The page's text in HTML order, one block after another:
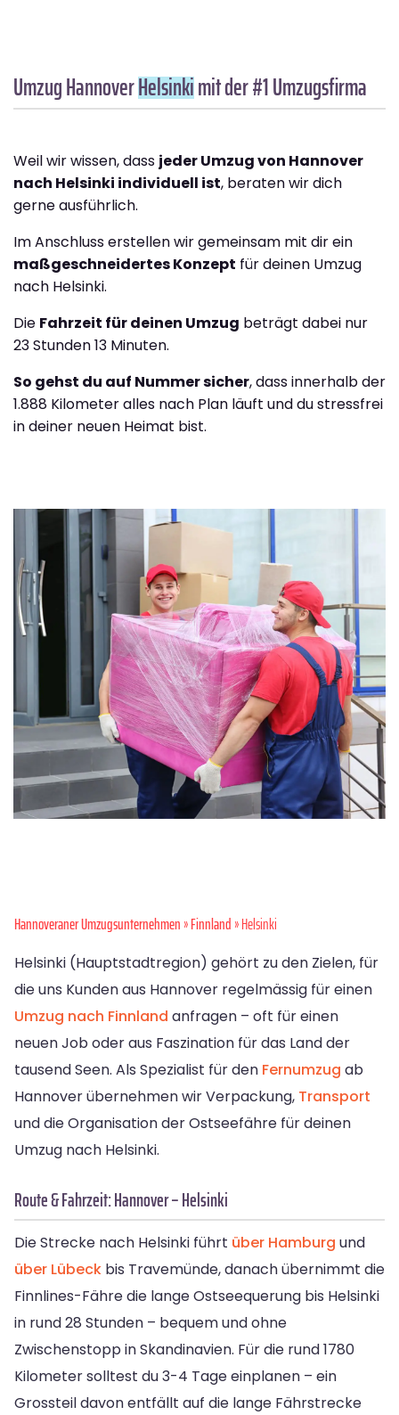
Umzug HannoverHelsinkimit der #1 Umzugsfirma
Weil wir wissen, dass jeder Umzug von Hannover
nach Helsinki individuell ist, beraten wir dich
gerne ausführlich.
Im Anschluss erstellen wir gemeinsam mit dir ein
maßgeschneidertes Konzept für deinen Umzug
nach Helsinki.
Die Fahrzeit für deinen Umzug beträgt dabei nur
23 Stunden 13 Minuten.
So gehst du auf Nummer sicher, dass innerhalb der
1.888 Kilometer alles nach Plan läuft und du stressfrei
in deiner neuen Heimat bist.
Hannoveraner Umzugsunternehmen»Finnland» Helsinki
Helsinki (Hauptstadtregion) gehört zu den Zielen, für
die uns Kunden aus Hannover regelmässig für einen
Umzug nach Finnland anfragen – oft für einen
neuen Job oder aus Faszination für das Land der
tausend Seen. Als Spezialist für den Fernumzug ab
Hannover übernehmen wir Verpackung, Transport
und die Organisation der Ostseefähre für deinen
Umzug nach Helsinki.
Route & Fahrzeit: Hannover – Helsinki
Die Strecke nach Helsinki führt über Hamburg und
über Lübeck bis Travemünde, danach übernimmt die
Finnlines-Fähre die lange Ostseequerung bis Helsinki
in rund 28 Stunden – bequem und ohne
Zwischenstopp in Skandinavien. Für die rund 1780
Kilometer solltest du 3-4 Tage einplanen – ein
Grossteil davon entfällt auf die lange Fährstrecke